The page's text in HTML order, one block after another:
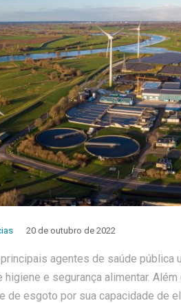
20 de outubro de 2022
agentes de saúde pública
e segurança alimentar.
de esgoto por sua capacidade de